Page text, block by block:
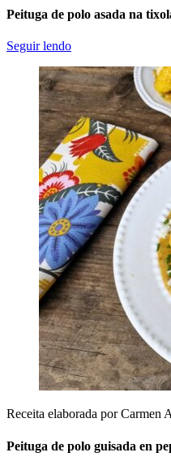
Peituga de polo asada na
Seguir lendo
Receita elaborada por Carmen
Peituga de polo guisada en